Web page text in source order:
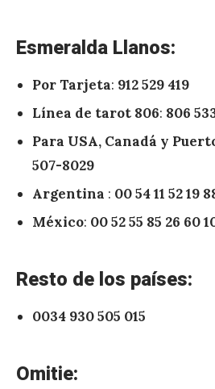
Esmeralda Llanos:
Por Tarjeta: 912 529 419
Línea de tarot 806: 806
Para USA, Canadá y
507-8029
Argentina : 00 54 11 52 19
México: 00 52 55 85 26 60
Resto de los países:
0034 930 505 015
Omitie: